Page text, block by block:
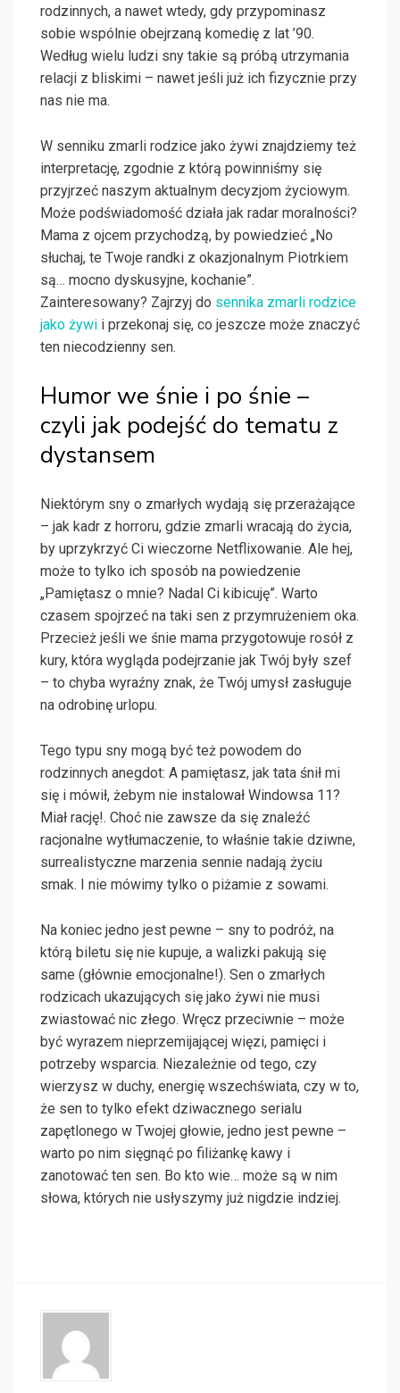
rodzinnych, a nawet wtedy, gdy przypominasz
sobie wspólnie obejrzaną komedię z lat ’90.
Według wielu ludzi sny takie są próbą utrzymania
relacji z bliskimi – nawet jeśli już ich fizycznie przy
nas nie ma.
W senniku zmarli rodzice jako żywi znajdziemy też
interpretację, zgodnie z którą powinniśmy się
przyjrzeć naszym aktualnym decyzjom życiowym.
Może podświadomość działa jak radar moralności?
Mama z ojcem przychodzą, by powiedzieć „No
słuchaj, te Twoje randki z okazjonalnym Piotrkiem
są… mocno dyskusyjne, kochanie”.
Zainteresowany? Zajrzyj do sennika zmarli rodzice
jako żywi i przekonaj się, co jeszcze może znaczyć
ten niecodzienny sen.
Humor we śnie i po śnie –
czyli jak podejść do tematu z
dystansem
Niektórym sny o zmarłych wydają się przerażające
– jak kadr z horroru, gdzie zmarli wracają do życia,
by uprzykrzyć Ci wieczorne Netflixowanie. Ale hej,
może to tylko ich sposób na powiedzenie
„Pamiętasz o mnie? Nadal Ci kibicuję”. Warto
czasem spojrzeć na taki sen z przymrużeniem oka.
Przecież jeśli we śnie mama przygotowuje rosół z
kury, która wygląda podejrzanie jak Twój były szef
– to chyba wyraźny znak, że Twój umysł zasługuje
na odrobinę urlopu.
Tego typu sny mogą być też powodem do
rodzinnych anegdot: A pamiętasz, jak tata śnił mi
się i mówił, żebym nie instalował Windowsa 11?
Miał rację!. Choć nie zawsze da się znaleźć
racjonalne wytłumaczenie, to właśnie takie dziwne,
surrealistyczne marzenia sennie nadają życiu
smak. I nie mówimy tylko o piżamie z sowami.
Na koniec jedno jest pewne – sny to podróż, na
którą biletu się nie kupuje, a walizki pakują się
same (głównie emocjonalne!). Sen o zmarłych
rodzicach ukazujących się jako żywi nie musi
zwiastować nic złego. Wręcz przeciwnie – może
być wyrazem nieprzemijającej więzi, pamięci i
potrzeby wsparcia. Niezależnie od tego, czy
wierzysz w duchy, energię wszechświata, czy w to,
że sen to tylko efekt dziwacznego serialu
zapętlonego w Twojej głowie, jedno jest pewne –
warto po nim sięgnąć po filiżankę kawy i
zanotować ten sen. Bo kto wie… może są w nim
słowa, których nie usłyszymy już nigdzie indziej.